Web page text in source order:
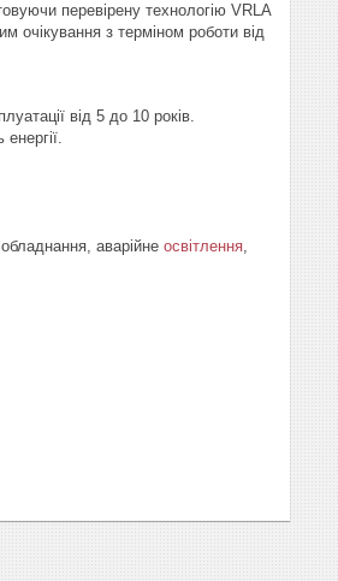
перевірену технологію VRLA
очікування з терміном роботи від
від 5 до 10 років.
аварійне освітлення,